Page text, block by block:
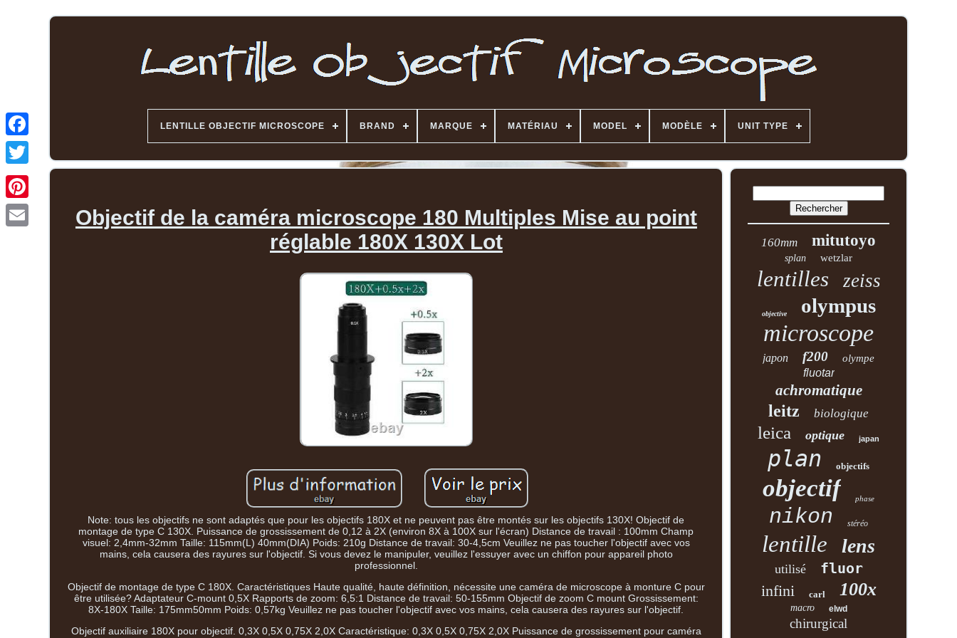
LENTILLE OBJECTIF MICROSCOPE BRAND MARQUE MATÉRIAU MODEL MODÈLE UNIT TYPE
Objectif de la caméra microscope 180 Multiples Mise au point
réglable 180X 130X Lot
Note: tous les objectifs ne sont adaptés que pour les objectifs 180X et ne peuvent pas être montés sur les objectifs 130X! Objectif de
montage de type C 130X. Puissance de grossissement de 0,12 à 2X (environ 8X à 100X sur l'écran) Distance de travail : 100mm Champ
visuel: 2,4mm-32mm Taille: 115mm(L) 40mm(DIA) Poids: 210g Distance de travail: 30-4,5cm Veuillez ne pas toucher l'objectif avec vos
mains, cela causera des rayures sur l'objectif. Si vous devez le manipuler, veuillez l'essuyer avec un chiffon pour appareil photo
professionnel.
Objectif de montage de type C 180X. Caractéristiques Haute qualité, haute définition, nécessite une caméra de microscope à monture C pour
être utilisée? Adaptateur C-mount 0,5X Rapports de zoom: 6,5:1 Distance de travail: 50-155mm Objectif de zoom C mount Grossissement:
8X-180X Taille: 175mm50mm Poids: 0,57kg Veuillez ne pas toucher l'objectif avec vos mains, cela causera des rayures sur l'objectif.
Objectif auxiliaire 180X pour objectif. 0,3X 0,5X 0,75X 2,0X Caractéristique: 0,3X 0,5X 0,75X 2,0X Puissance de grossissement pour caméra
160mm mitutoyo
splan wetzlar
lentilles zeiss
objective olympus
microscope
japon f200 olympe
fluotar
achromatique
leitz biologique
leica optique japan
plan objectifs
objectif phase
nikon stéréo
lentille lens
utilisé fluor
infini carl 100x
macro elwd
chirurgical